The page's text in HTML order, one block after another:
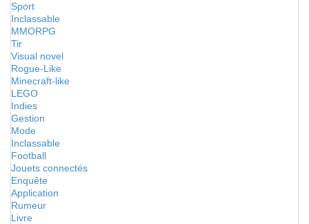
Sport
Inclassable
MMORPG
Tir
Visual novel
Rogue-Like
Minecraft-like
LEGO
Indies
Gestion
Mode
Inclassable
Football
Jouets connectés
Enquête
Application
Rumeur
Livre